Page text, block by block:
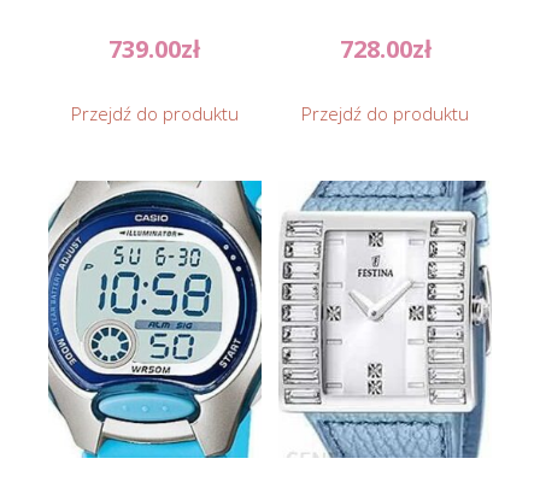
739.00zł
Przejdź do produktu
728.00zł
Przejdź do produktu